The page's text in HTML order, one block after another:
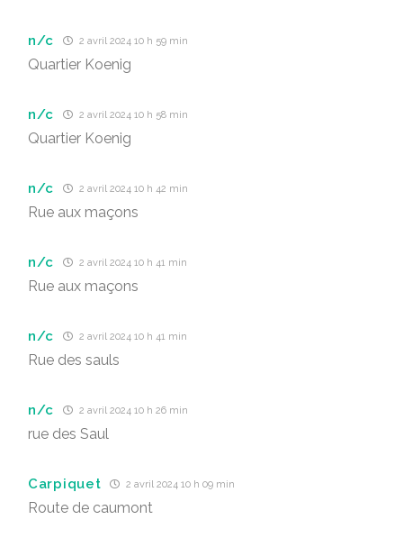
n/c 2 avril 2024 10 h 59 min
Quartier Koenig
n/c 2 avril 2024 10 h 58 min
Quartier Koenig
n/c 2 avril 2024 10 h 42 min
Rue aux maçons
n/c 2 avril 2024 10 h 41 min
Rue aux maçons
n/c 2 avril 2024 10 h 41 min
Rue des sauls
n/c 2 avril 2024 10 h 26 min
rue des Saul
Carpiquet 2 avril 2024 10 h 09 min
Route de caumont